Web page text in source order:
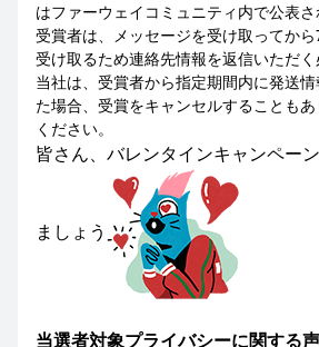
はファーウェイコミュニティ内で公表さ
受賞者は、メッセージを受け取ってか
受け取るため連絡先情報を返信いただく
当社は、受賞者から指定期間内に発送
た場合、受賞をキャンセルすることも
ください。
皆さん、バレンタインキャンペー
ましょう
当選者対象プライバシーに関する